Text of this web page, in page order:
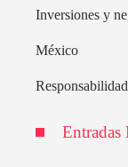
Inversiones y
México
Entradas